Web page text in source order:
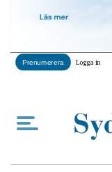
Prenumerera Logga in